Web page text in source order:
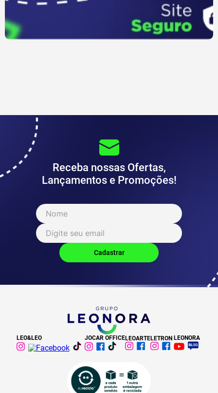
Receba nossas Ofertas,
Lançamentos e Promoções!
LEO&LEO JOCAR OFFICELEOARTELETRON LEONORA